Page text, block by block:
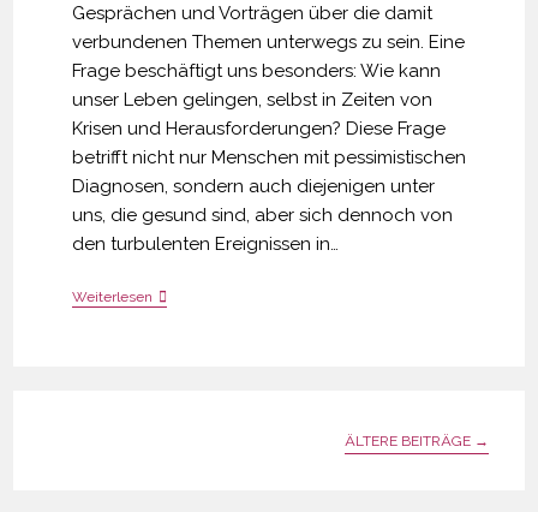
Gesprächen und Vorträgen über die damit
verbundenen Themen unterwegs zu sein. Eine
Frage beschäftigt uns besonders: Wie kann
unser Leben gelingen, selbst in Zeiten von
Krisen und Herausforderungen? Diese Frage
betrifft nicht nur Menschen mit pessimistischen
Diagnosen, sondern auch diejenigen unter
uns, die gesund sind, aber sich dennoch von
den turbulenten Ereignissen in…
WeiterlesenWorauf
ÄLTERE BEITRÄGE →